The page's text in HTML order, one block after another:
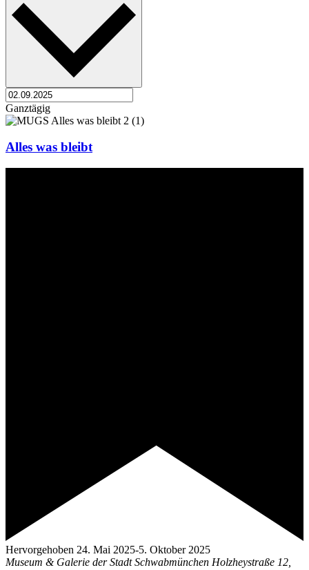
Ganztägig
Alles was bleibt
Hervorgehoben 24. Mai 2025-5. Oktober 2025
Museum & Galerie der Stadt Schwabmünchen Holzheystraße 12,